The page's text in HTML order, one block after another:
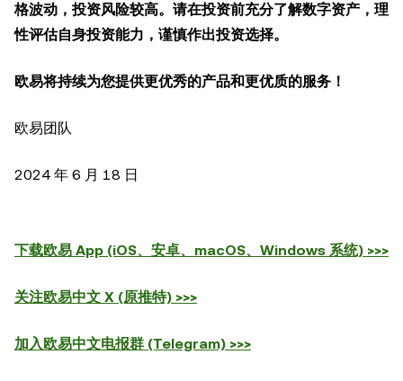
格波动，投资风险较高。请在投资前充分了解数字资产，理
性评估自身投资能力，谨慎作出投资选择。
欧易将持续为您提供更优秀的产品和更优质的服务！
欧易团队
2024 年 6 月 18 日
下载欧易 App (iOS、安卓、macOS、Windows 系统) >>>
关注欧易中文 X (原推特) >>>
加入欧易中文电报群 (Telegram) >>>